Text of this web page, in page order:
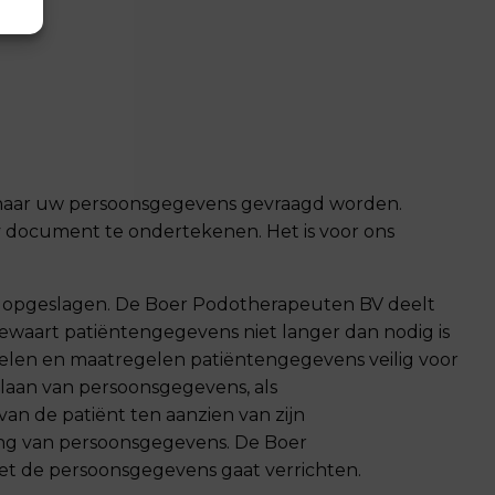
uw persoonsgegevens gevraagd worden.
te ondertekenen. Het is voor ons
De Boer Podotherapeuten BV deelt
patiëntengegevens niet langer dan nodig is
en maatregelen patiëntengegevens veilig voor
van persoonsgegevens, als
de patiënt ten aanzien van zijn
van persoonsgegevens. De Boer
de persoonsgegevens gaat verrichten.